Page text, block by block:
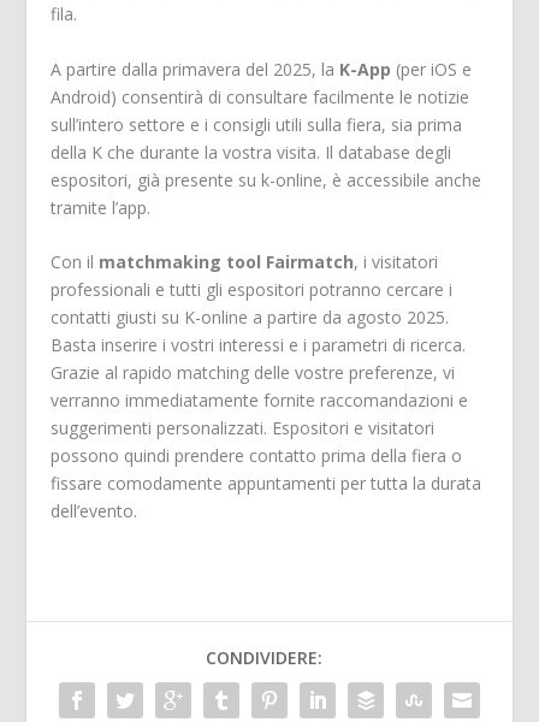
fila.
A partire dalla primavera del 2025, la K-App (per iOS e
Android) consentirà di consultare facilmente le notizie
sull’intero settore e i consigli utili sulla fiera, sia prima
della K che durante la vostra visita. Il database degli
espositori, già presente su k-online, è accessibile anche
tramite l’app.
Con il matchmaking tool Fairmatch, i visitatori
professionali e tutti gli espositori potranno cercare i
contatti giusti su K-online a partire da agosto 2025.
Basta inserire i vostri interessi e i parametri di ricerca.
Grazie al rapido matching delle vostre preferenze, vi
verranno immediatamente fornite raccomandazioni e
suggerimenti personalizzati. Espositori e visitatori
possono quindi prendere contatto prima della fiera o
fissare comodamente appuntamenti per tutta la durata
dell’evento.
CONDIVIDERE: